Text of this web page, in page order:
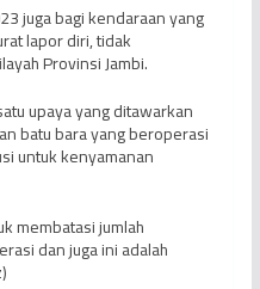
juga bagi kendaraan yang
lapor diri, tidak
Provinsi Jambi.
upaya yang ditawarkan
batu bara yang beroperasi
untuk kenyamanan
membatasi jumlah
dan juga ini adalah